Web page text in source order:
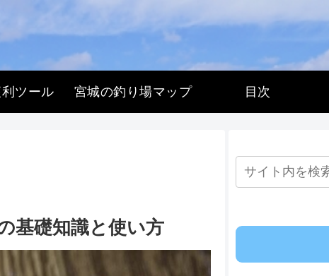
ツール 宮城の釣り場マップ 目次
基礎知識と使い方